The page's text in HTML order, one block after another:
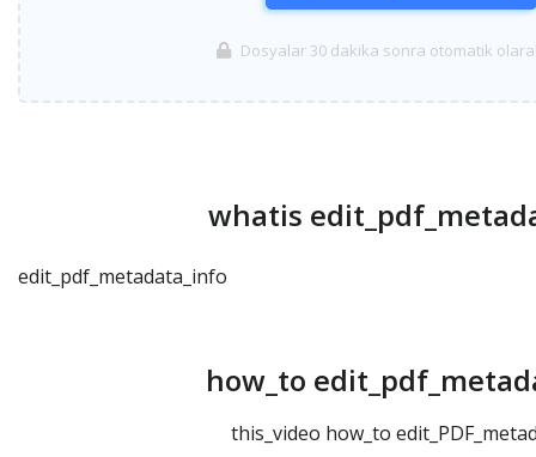
Dosyalar 30 dakika sonra otomatik
whatis
edit_pdf_metadata_info
how_to
this_video how_to